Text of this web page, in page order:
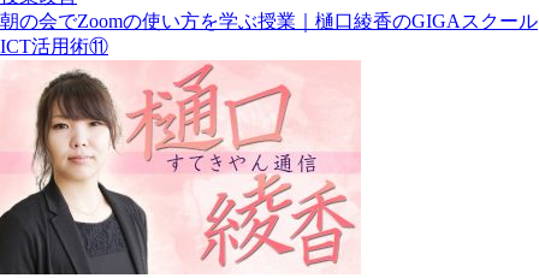
朝の会でZoomの使い方を学ぶ授業｜樋口綾香のGIGAスクール
ICT活用術⑪